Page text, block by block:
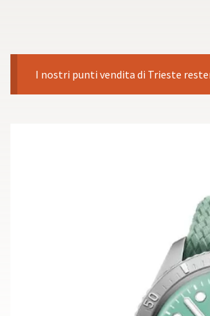
I nostri punti vendita di Trieste